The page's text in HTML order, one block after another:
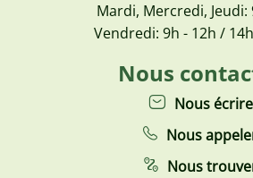
Mardi, Mercredi, Jeudi:
Vendredi: 9h - 12h /
Nous
Nous écrire
Nous
Nous